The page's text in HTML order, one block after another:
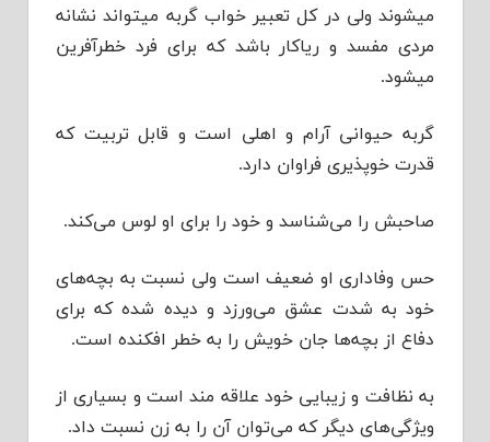
میشوند ولی در کل تعبیر خواب گربه میتواند نشانه
مردی مفسد و ریاکار باشد که برای فرد خطرآفرین
میشود.
گربه حیوانی آرام و اهلی است و قابل تربیت که
قدرت خوپذیری فراوان دارد.
صاحبش را می‌شناسد و خود را برای او لوس می‌کند.
حس وفاداری او ضعیف است ولی نسبت به بچه‌های
خود به شدت عشق می‌ورزد و دیده شده که برای
دفاع از بچه‌ها جان خویش را به خطر افکنده است.
به نظافت و زیبایی خود علاقه مند است و بسیاری از
ویژگی‌های دیگر که می‌توان آن را به زن نسبت داد.